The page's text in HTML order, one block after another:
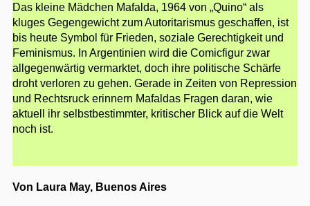
Das kleine Mädchen Mafalda, 1964 von „Quino“ als
kluges Gegengewicht zum Autoritarismus geschaffen, ist
bis heute Symbol für Frieden, soziale Gerechtigkeit und
Feminismus. In Argentinien wird die Comicfigur zwar
allgegenwärtig vermarktet, doch ihre politische Schärfe
droht verloren zu gehen. Gerade in Zeiten von Repression
und Rechtsruck erinnern Mafaldas Fragen daran, wie
aktuell ihr selbstbestimmter, kritischer Blick auf die Welt
noch ist.
Von Laura May, Buenos Aires